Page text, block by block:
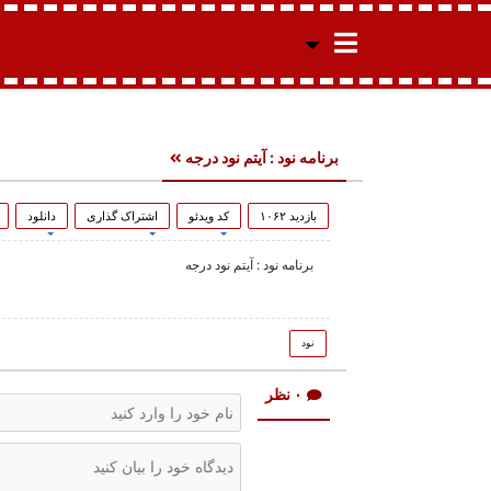
برنامه نود : آیتم نود درجه
بازدید ۱۰۶۲ کد ویدئو اشتراک گذاری دانلود
برنامه نود : آیتم نود درجه
نود
۰ نظر